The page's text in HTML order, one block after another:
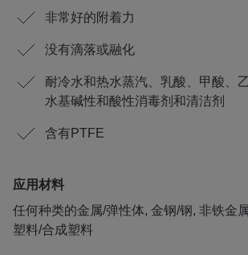
非常好的附着力
没有滴落或融化
耐冷水和热水蒸汽、乳酸、甲酸、
水基碱性和酸性消毒剂和清洁剂
含有PTFE
应用材料
任何种类的金属/弹性体, 金钢/钢, 非铁金
塑料/合成塑料